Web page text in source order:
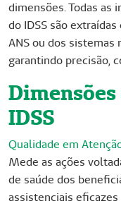
dimensões. Todas as
do IDSS são
ANS ou dos sistemas
garantindo precisão,
IDSS
Qualidade em
Mede as ações
de saúde dos
assistenciais